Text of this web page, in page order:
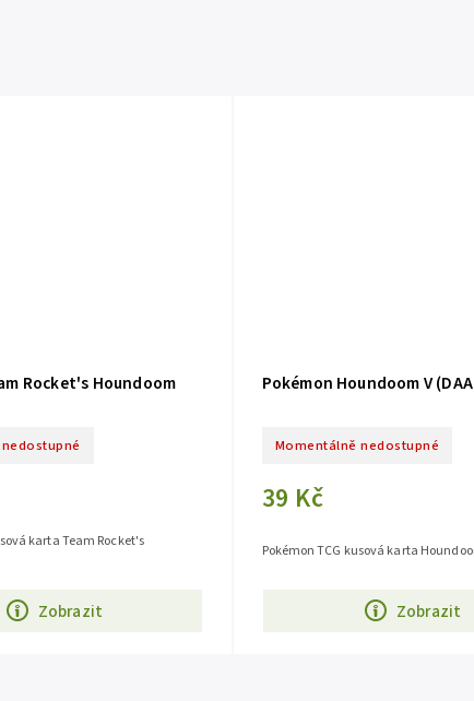
Rocket's Houndoom
Zobrazit
karta Team Rocket's
Pokémon Houndoom V
Momentálně nedostupné
39 Kč
Zobrazit
Pokémon TCG kusová karta